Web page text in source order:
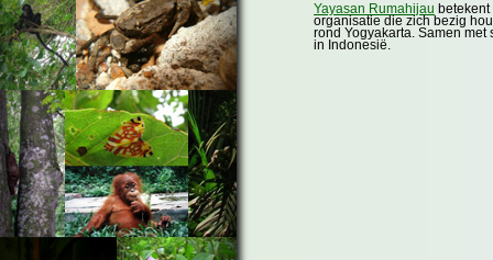
Yayasan Rumahijau
organisatie die zich bezig
rond Yogyakarta. Samen
in Indonesië.